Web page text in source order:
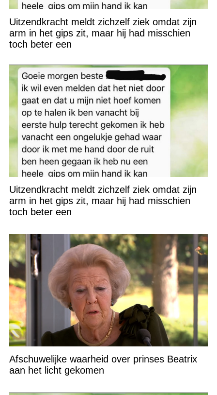
Uitzendkracht meldt zichzelf ziek omdat zijn
arm in het gips zit, maar hij had misschien
toch beter een
Uitzendkracht meldt zichzelf ziek omdat zijn
arm in het gips zit, maar hij had misschien
toch beter een
Afschuwelijke waarheid over prinses Beatrix
aan het licht gekomen